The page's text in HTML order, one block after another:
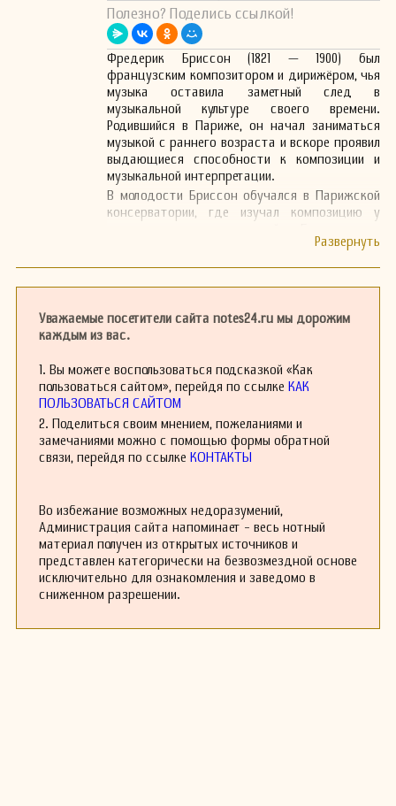
Полезно? Поделись ссылкой!
Фредерик Бриссон (1821 — 1900) был
французским композитором и дирижёром, чья
музыка оставила заметный след в
музыкальной культуре своего времени.
Родившийся в Париже, он начал заниматься
музыкой с раннего возраста и вскоре проявил
выдающиеся способности к композиции и
музыкальной интерпретации.
В молодости Бриссон обучался в Парижской
консерватории, где изучал композицию у
быстро заметили, и он начал получать
сочетали в себе элементы романтизма и
реализма, отражая дух своего времени.
оперы, которые пользовались успехом на
сценах не только Франции, но и других стран.
Бриссон также активно участвует в создании
способствуя популяризации классической
музыки среди широкой публики.
качестве дирижёра, ведя оркестры на
различных концертах и фестивалях. Его
интерпретации произведений других
композиторов отличались глубиной и
эмоциональностью, что способствовало его
высокой репутации среди музыкантов и
слушателей.
После своей смерти в 1900 году наследие
Уважаемые посетители сайта notes24.ru мы дорожим
каждым из вас.
1. Вы можете воспользоваться подсказкой «Как
пользоваться сайтом», перейдя по ссылке КАК
ПОЛЬЗОВАТЬСЯ САЙТОМ
2. Поделиться своим мнением, пожеланиями и
замечаниями можно с помощью формы обратной
связи, перейдя по ссылке КОНТАКТЫ
Во избежание возможных недоразумений,
Администрация сайта напоминает - весь нотный
материал получен из открытых источников и
представлен категорически на безвозмездной основе
исключительно для ознакомления и заведомо в
сниженном разрешении.